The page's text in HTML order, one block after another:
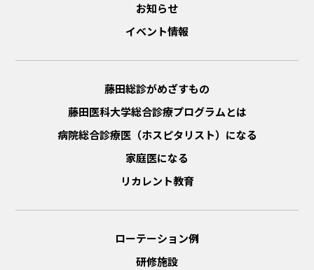
お知らせ
イベント情報
藤田総診がめざすもの
藤田医科大学総合診療プログラムとは
病院総合診療医（ホスピタリスト）になる
家庭医になる
リカレント教育
ローテーション例
研修施設